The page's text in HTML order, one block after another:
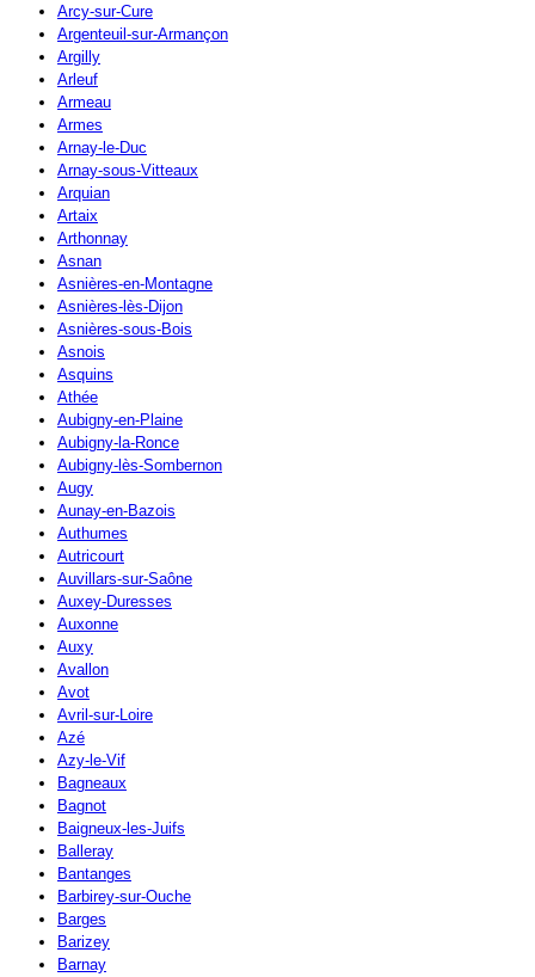
Arcy-sur-Cure
Argenteuil-sur-Armançon
Argilly
Arleuf
Armeau
Armes
Arnay-le-Duc
Arnay-sous-Vitteaux
Arquian
Artaix
Arthonnay
Asnan
Asnières-en-Montagne
Asnières-lès-Dijon
Asnières-sous-Bois
Asnois
Asquins
Athée
Aubigny-en-Plaine
Aubigny-la-Ronce
Aubigny-lès-Sombernon
Augy
Aunay-en-Bazois
Authumes
Autricourt
Auvillars-sur-Saône
Auxey-Duresses
Auxonne
Auxy
Avallon
Avot
Avril-sur-Loire
Azé
Azy-le-Vif
Bagneaux
Bagnot
Baigneux-les-Juifs
Balleray
Bantanges
Barbirey-sur-Ouche
Barges
Barizey
Barnay